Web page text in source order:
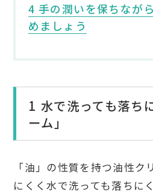
4 手の潤いを保ちなが
めましょう
1 水で洗っても落ち
ーム」
「油」の性質を持つ油性ク
にくく水で洗っても落ちに